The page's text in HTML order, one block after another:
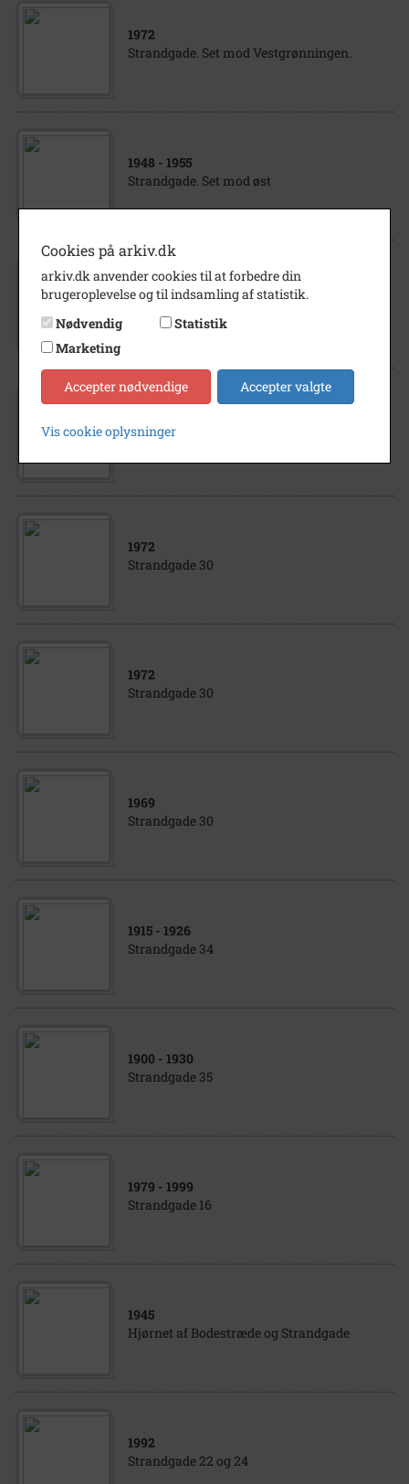
1972
Strandgade. Set mod Vestgrønningen.
1948 - 1955
Strandgade. Set mod øst
1950- 1999
Strandgade 25
1972
Strandgade 30
1972
Strandgade 30
1969
Strandgade 30
1915 - 1926
Strandgade 34
1900 - 1930
Strandgade 35
1979 - 1999
Strandgade 16
1945
Hjørnet af Bodestræde og Strandgade
1992
Strandgade 22 og 24
Cookies på arkiv.dk
arkiv.dk anvender cookies til at forbedre din
brugeroplevelse og til indsamling af statistik.
Nødvendig
Statistik
Marketing
Accepter nødvendige Accepter valgte
Vis cookie oplysninger